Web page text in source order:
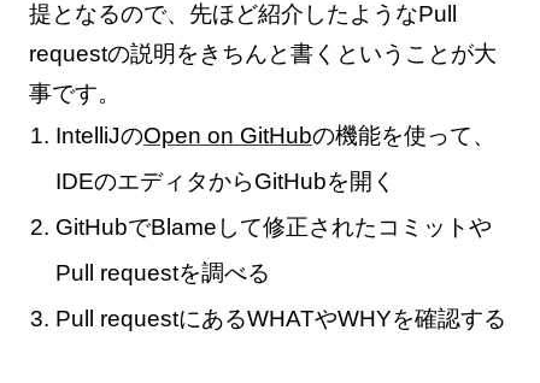
提となるので、先ほど紹介したようなPull
requestの説明をきちんと書くということが大
事です。
IntelliJのOpen on GitHubの機能を使って、
IDEのエディタからGitHubを開く
GitHubでBlameして修正されたコミットや
Pull requestを調べる
Pull requestにあるWHATやWHYを確認する